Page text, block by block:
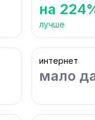
на
лучше
интернет
мало